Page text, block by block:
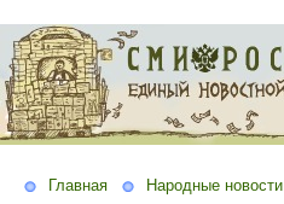
Главная Народные новости